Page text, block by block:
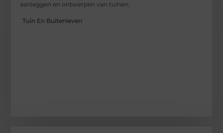
aanleggen en ontwerpen van tuinen,
Tuin En Buitenleven